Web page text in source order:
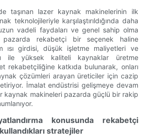
taşınan lazer kaynak makinelerinin ilk
teknolojileriyle karşılaştırıldığında daha
vadeli faydaları ve genel sahip olma
pazarda rekabetçi bir seçenek haline
ısı girdisi, düşük işletme maliyetleri ve
ile yüksek kaliteli kaynaklar üretme
rekabetçiliğine katkıda bulunarak, onları
çözümleri arayan üreticiler için cazip
İmalat endüstrisi gelişmeye devam
kaynak makineleri pazarda güçlü bir rakip
konusunda rekabetçi
stratejiler